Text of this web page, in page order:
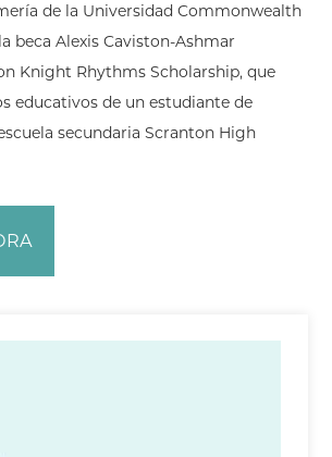
de la Universidad Commonwealth
beca Alexis Caviston-Ashmar
Knight Rhythms Scholarship, que
educativos de un estudiante de
secundaria Scranton High